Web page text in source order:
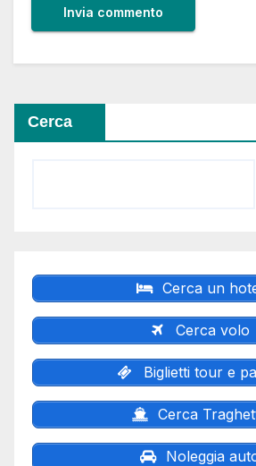
Cerca
Cerca un
Cerca volo
Biglietti tour e
Cerca
Noleggia